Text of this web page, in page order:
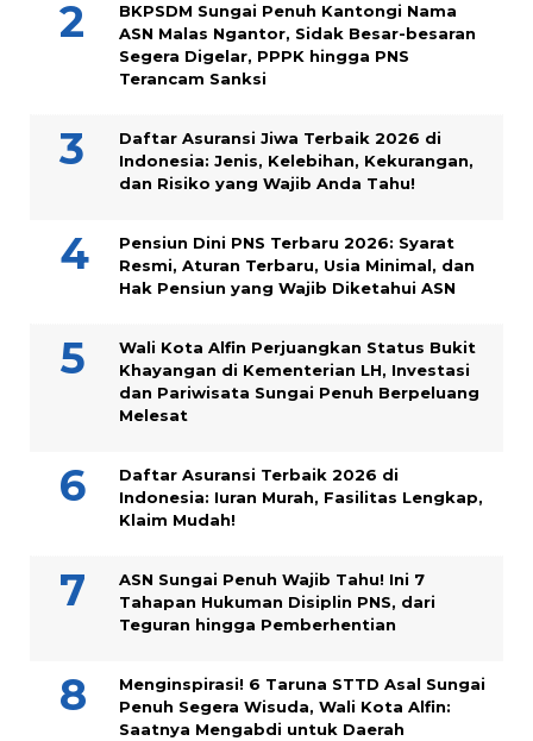
BKPSDM Sungai Penuh Kantongi Nama
ASN Malas Ngantor, Sidak Besar-besaran
Segera Digelar, PPPK hingga PNS
Terancam Sanksi
Daftar Asuransi Jiwa Terbaik 2026 di
Indonesia: Jenis, Kelebihan, Kekurangan,
dan Risiko yang Wajib Anda Tahu!
Pensiun Dini PNS Terbaru 2026: Syarat
Resmi, Aturan Terbaru, Usia Minimal, dan
Hak Pensiun yang Wajib Diketahui ASN
Wali Kota Alfin Perjuangkan Status Bukit
Khayangan di Kementerian LH, Investasi
dan Pariwisata Sungai Penuh Berpeluang
Melesat
Daftar Asuransi Terbaik 2026 di
Indonesia: Iuran Murah, Fasilitas Lengkap,
Klaim Mudah!
ASN Sungai Penuh Wajib Tahu! Ini 7
Tahapan Hukuman Disiplin PNS, dari
Teguran hingga Pemberhentian
Menginspirasi! 6 Taruna STTD Asal Sungai
Penuh Segera Wisuda, Wali Kota Alfin:
Saatnya Mengabdi untuk Daerah